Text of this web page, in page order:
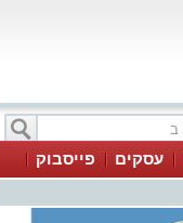
עסקים
פייסבוק